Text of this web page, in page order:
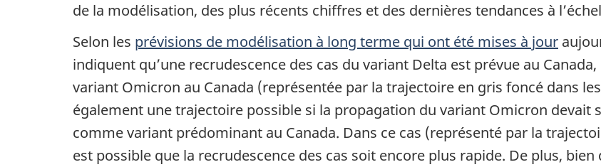
de la modélisation, des plus récents chiffres et des dernières tendances à
Selon les prévisions de modélisation à long terme qui ont été mises à jour
indiquent qu’une recrudescence des cas du variant Delta est prévue au
variant Omicron au Canada (représentée par la trajectoire en gris foncé dans
également une trajectoire possible si la propagation du variant Omicron devait
comme variant prédominant au Canada. Dans ce cas (représenté par la
est possible que la recrudescence des cas soit encore plus rapide. De plus,